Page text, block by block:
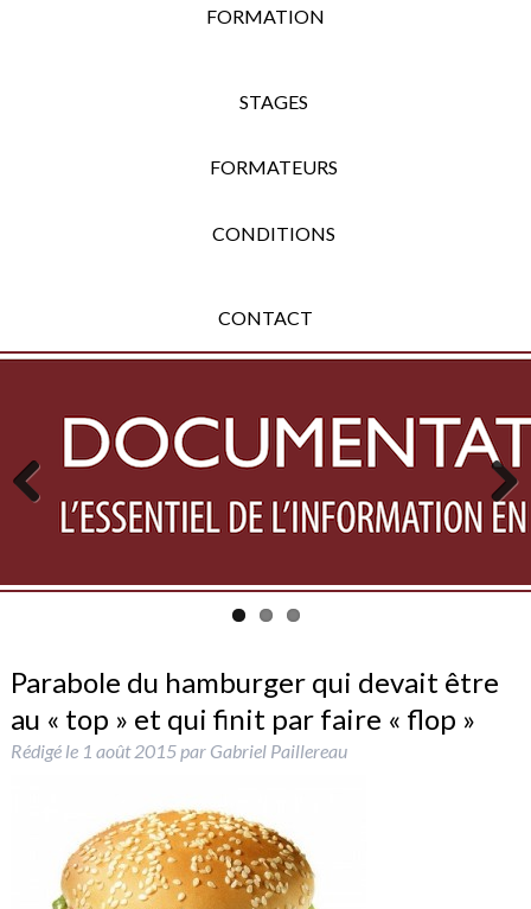
FORMATION
STAGES
FORMATEURS
CONDITIONS
CONTACT
Previous Next
Parabole du hamburger qui devait être
au « top » et qui finit par faire « flop »
Rédigé le 1 août 2015par Gabriel Paillereau